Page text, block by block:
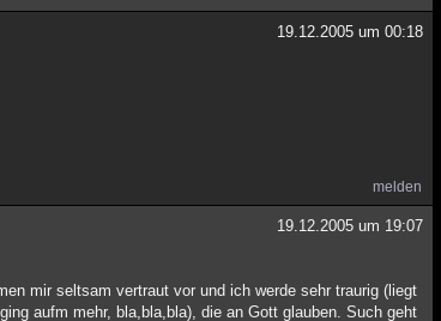
19.12.2005 um 00:18
melden
19.12.2005 um 19:07
mir seltsam vertraut vor und ich werde sehr traurig (liegt
aufm mehr, bla,bla,bla), die an Gott glauben. Such geht